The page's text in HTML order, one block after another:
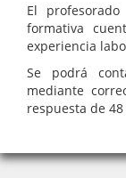
El
formativa
experiencia
Se podrá
mediante
respuesta de